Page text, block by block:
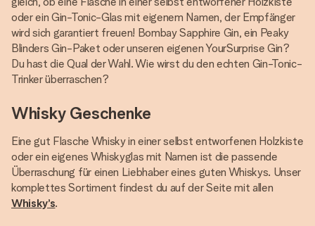
oder ein Gin-Tonic-Glas mit eigenem Namen, der Empfänger
wird sich garantiert freuen! Bombay Sapphire Gin, ein Peaky
Blinders Gin-Paket oder unseren eigenen YourSurprise Gin?
Du hast die Qual der Wahl. Wie wirst du den echten Gin-Tonic-
Trinker überraschen?
Whisky Geschenke
Eine gut Flasche Whisky in einer selbst entworfenen Holzkiste
oder ein eigenes Whiskyglas mit Namen ist die passende
Überraschung für einen Liebhaber eines guten Whiskys. Unser
komplettes Sortiment findest du auf der Seite mit allen
Whisky’s.